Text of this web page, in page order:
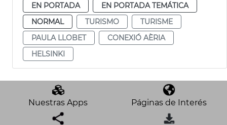
EN PORTADA
EN PORTADA TEMÁTICA
NORMAL
TURISMO
TURISME
PAULA LLOBET
CONEXIÓ AÈRIA
HELSINKI
Nuestras Apps Páginas de Interés